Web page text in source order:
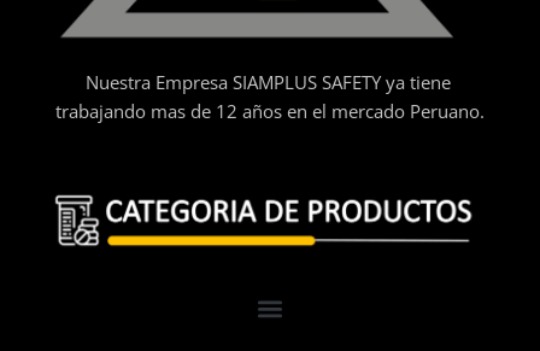
Nuestra Empresa SIAMPLUS SAFETY ya tiene
trabajando mas de 12 años en el mercado Peruano.